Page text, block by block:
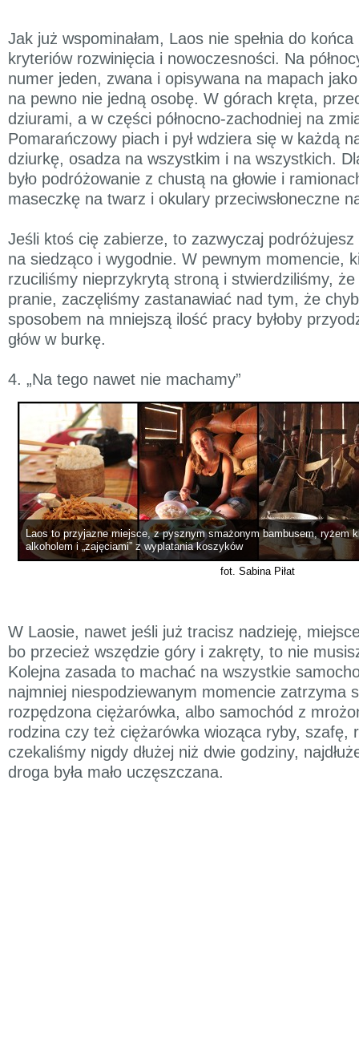
Jak już wspominałam, Laos nie spełnia do
kryteriów rozwinięcia i nowoczesności. Na
numer jeden, zwana i opisywana na mapach
na pewno nie jedną osobę. W górach kręta,
dziurami, a w części północno-zachodniej na
Pomarańczowy piach i pył wdziera się w każdą
dziurkę, osadza na wszystkim i na wszystkich.
było podróżowanie z chustą na głowie i
maseczkę na twarz i okulary przeciwsłoneczne
Jeśli ktoś cię zabierze, to zazwyczaj
na siedząco i wygodnie. W pewnym momencie,
rzuciliśmy nieprzykrytą stroną i stwierdziliśmy,
pranie, zaczęliśmy zastanawiać nad tym, że
sposobem na mniejszą ilość pracy byłoby
głów w burkę.
4. „Na tego nawet nie machamy”
Laos to przyjazne miejsce, z pysznym smażonym bambusem, ryżem
alkoholem i „zajęciami” z wyplatania koszyków
fot. Sabina Piłat
W Laosie, nawet jeśli już tracisz nadzieję,
bo przecież wszędzie góry i zakręty, to nie
Kolejna zasada to machać na wszystkie
najmniej niespodziewanym momencie zatrzyma
rozpędzona ciężarówka, albo samochód z
rodzina czy też ciężarówka wioząca ryby, szafę,
czekaliśmy nigdy dłużej niż dwie godziny,
droga była mało uczęszczana.